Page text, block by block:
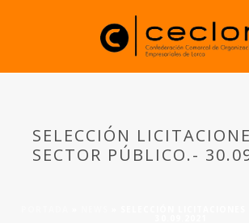
SELECCIÓN
SECTOR PÚBLICO.-